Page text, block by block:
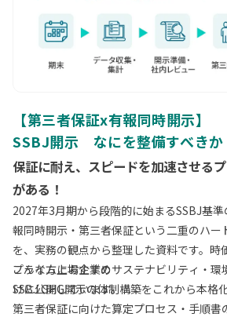
【第三者保証x有報同時開示】
SSBJ開示 なにを整備すべきか
保証に耐え、スピードを加速させる
がある！
2027年3月期から段階的に始まるSSBJ基
報同時開示・第三者保証という二重のハー
を、実務の観点から整理した資料です。時
プライム上場企業のサステナビリティ・環
けに公開しています。
こんな方におすすめ
SSBJ GHG開示の体制構築をこれから本格
第三者保証に向けた算定プロセス・手順書